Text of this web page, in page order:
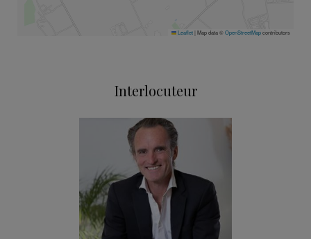
Leaflet| Map data ©OpenStreetMapcontributors
Interlocuteur